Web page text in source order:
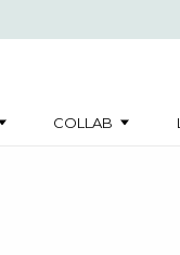
COLLAB